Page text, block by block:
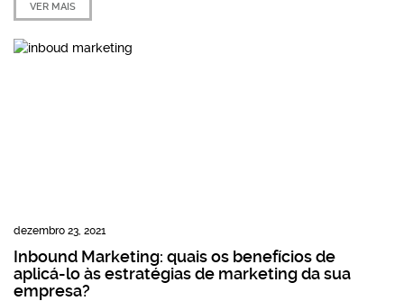
VER MAIS
dezembro 23, 2021
Inbound Marketing: quais os benefícios de
aplicá-lo às estratégias de marketing da sua
empresa?